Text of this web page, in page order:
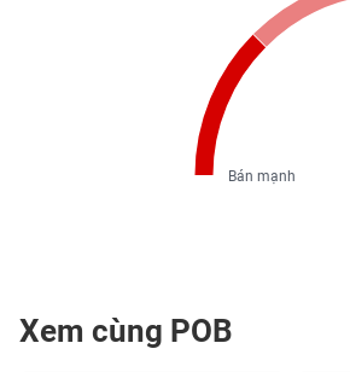
Bán mạnh
Xem cùng POB